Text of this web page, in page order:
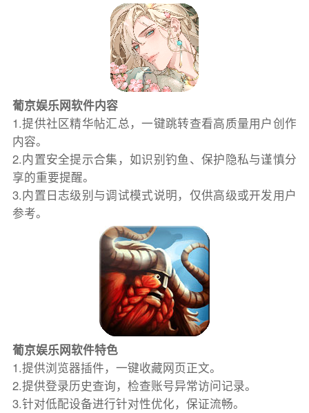
葡京娱乐网软件内容
1.提供社区精华帖汇总，一键跳转查看高质量用户创作
内容。
2.内置安全提示合集，如识别钓鱼、保护隐私与谨慎分
享的重要提醒。
3.内置日志级别与调试模式说明，仅供高级或开发用户
参考。
葡京娱乐网软件特色
1.提供浏览器插件，一键收藏网页正文。
2.提供登录历史查询，检查账号异常访问记录。
3.针对低配设备进行针对性优化，保证流畅。